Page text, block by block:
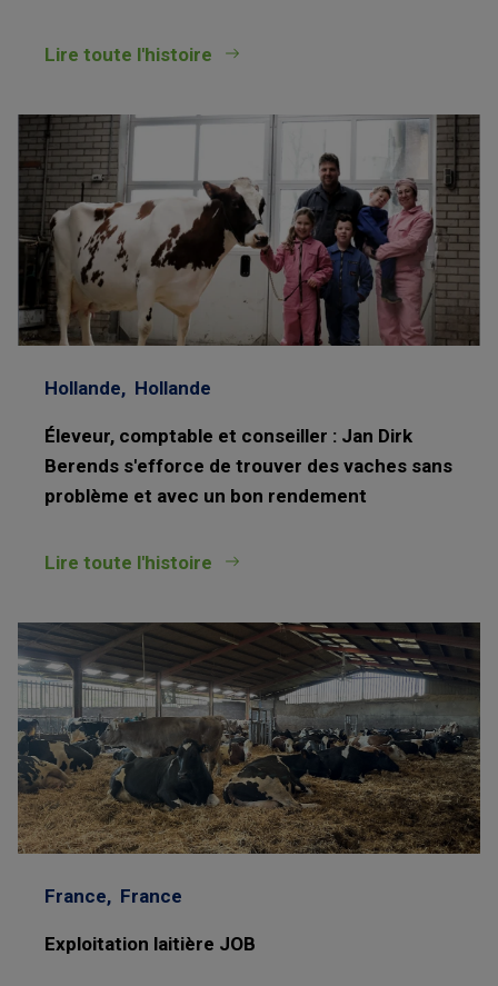
Lire toute l'histoire
Hollande, Hollande
Éleveur, comptable et conseiller : Jan Dirk
Berends s'efforce de trouver des vaches sans
problème et avec un bon rendement
Lire toute l'histoire
France, France
Exploitation laitière JOB